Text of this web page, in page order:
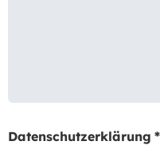
Datenschutzerklärung *